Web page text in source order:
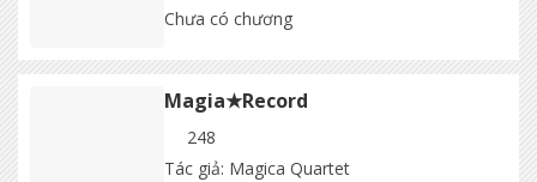
Chưa có chương
Magia★Record
248
Tác giả: Magica Quartet